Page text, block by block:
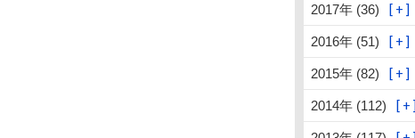
2017年 (36)
2016年 (51)
2015年 (82)
2014年 (112)